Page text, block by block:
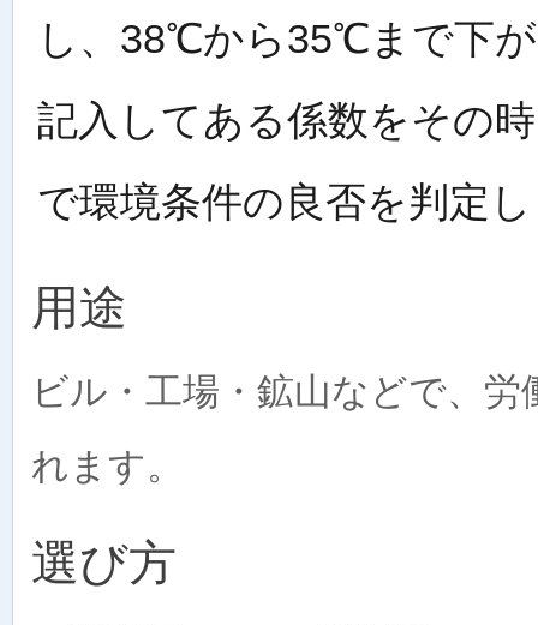
し、38℃から35℃まで下
記入してある係数をその
で環境条件の良否を判定
用途
ビル・工場・鉱山などで、
れます。
選び方